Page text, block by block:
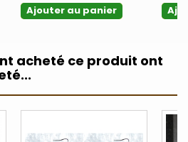
Ajouter au panier
acheté ce produit ont